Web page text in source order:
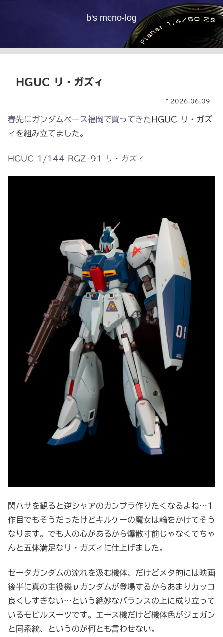
b's mono-log
HGUC リ・ガズィ
2026.06.09
春先にガンダムベース福岡で買ってきた HGUC リ・ガズ
ィを組み立てました。
HGUC 1/144 RGZ-91 リ・ガズィ
閃ハサを観ると逆シャアのガンプラ作りたくなるよね…1
作目でもそうだったけどキルケーの魔女は輪をかけてそう
なります。でも人の心があるから爆散寸前じゃなくてちゃ
んと五体満足なリ・ガズィに仕上げました。
ゼータガンダムの流れを汲む機体、だけどメタ的には映画
後半に真の主役機νガンダムが登場するからあまりカッコ
良くしすぎない…という絶妙なバランスの上に成り立って
いるモビルスーツです。エース機だけど機体色がジェガン
と同系統、というのが何とも言わせない。